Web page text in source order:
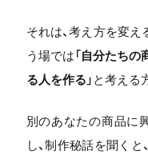
それは、考え方を変
う場では「自分たちの
る人を作る 」と考える
別のあなたの商品に
し、制作秘話を聞く